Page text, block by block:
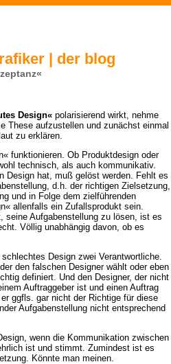
| der blog
Design« polarisierend wirkt, nehme
These aufzustellen und zunächst einmal
zu erklären.
funktionieren. Ob Produktdesign oder
technisch, als auch kommunikativ.
Design hat, muß gelöst werden. Fehlt es
d.h. der richtigen Zielsetzung,
und in Folge dem zielführenden
allenfalls ein Zufallsprodukt sein.
seine Aufgabenstellung zu lösen, ist es
Völlig unabhängig davon, ob es
Design zwei Verantwortliche.
den falschen Designer wählt oder eben
definiert. Und den Designer, der nicht
Auftraggeber ist und einen Auftrag
ggfls. gar nicht der Richtige für diese
Aufgabenstellung nicht entsprechend
wenn die Kommunikation zwischen
ist und stimmt. Zumindest ist es
Könnte man meinen.